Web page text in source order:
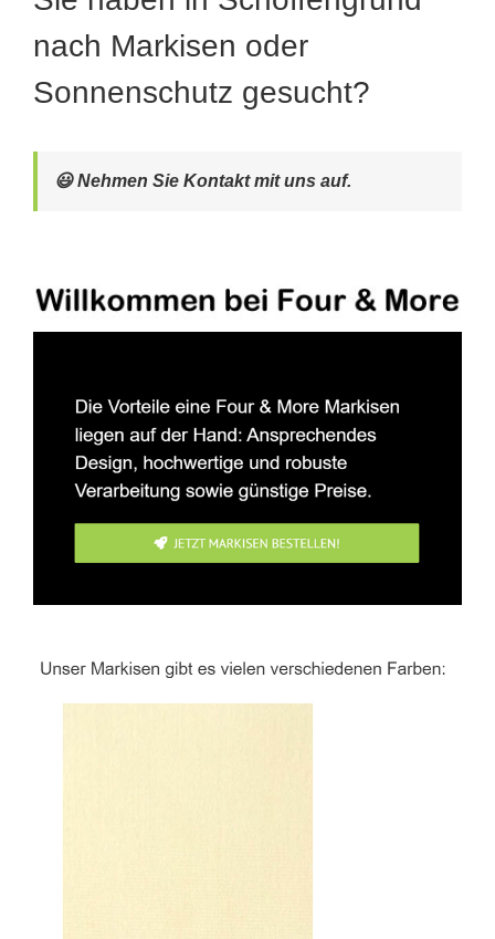
nach Markisen oder
Sonnenschutz gesucht?
😃 Nehmen Sie Kontakt mit uns auf.